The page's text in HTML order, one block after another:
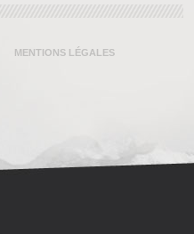
MENTIONS LÉGALES